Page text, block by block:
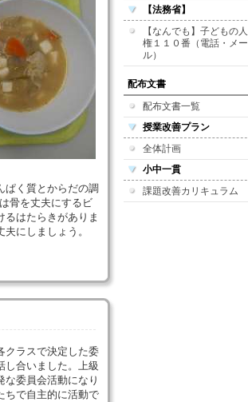
ぱく質とからだの調
骨を丈夫にするビ
るはたらきがありま
にしましょう。
クラスで決定した委
し合いました。上級
委員会活動になり
ちで自主的に活動で
【法務省】
【なんでも】子どもの人
権１１０番（電話・メー
ル）
配布文書
配布文書一覧
授業改善プラン
全体計画
小中一貫
課題改善カリキュラム